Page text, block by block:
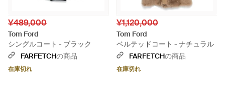
¥489,000
Tom Ford
シングルコート - ブラック
FARFETCHの商品
在庫切れ
¥1,120,000
Tom Ford
ベルテッドコート - ナチュラル
FARFETCHの商品
在庫切れ